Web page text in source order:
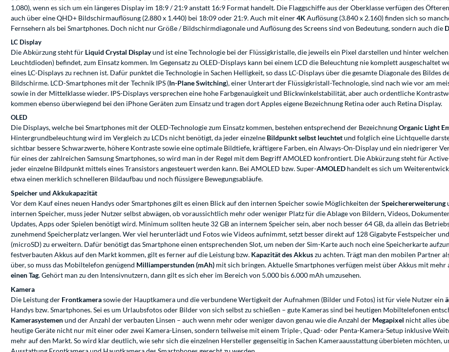
1.080), wenn es sich um ein längeres Display im 18:9 / 21:9 anstatt 16:9 Format handelt. Die Flaggschiffe aus der Oberklasse verfügen des
auch über eine QHD+ Bildschirmauflösung (2.880 x 1.440) bei 18:09 oder 21:9. Auch mit einer4KAuflösung (3.840 x 2.160) finden sich so
Fernsehern als bei Smartphones. Doch nicht nur Größe / Bildschirmdiagonale und Auflösung des Screens sind von Bedeutung, sondern auch die
LC Display
Die Abkürzung steht für Liquid Crystal Displayund ist eine Technologie bei der Flüssigkristalle, die jeweils ein Pixel darstellen und hinter
Leuchtdioden) befindet, zum Einsatz kommen. Im Gegensatz zu OLED-Displays kann bei einem LCD die Beleuchtung nie komplett ausgeschaltet
eines LC-Displays zu rechnen ist. Dafür punktet die Technologie in Sachen Helligkeit, so dass LC-Displays über die gesamte Diagonale des
Bildschirme. LCD-Smartphones mit der Technik IPS (In-Plane Switching), einer Unterart der Flüssigkristall-Technologie, sind nach wie vor am
sowie in der Mittelklasse wieder. IPS-Displays versprechen eine hohe Farbgenauigkeit und Blickwinkelstabilität, aber auch ordentliche
kommen ebenso überwiegend bei den iPhone Geräten zum Einsatz und tragen dort Apples eigene Bezeichnung Retina oder auch Retina Display.
OLED
Die Displays, welche bei Smartphones mit der OLED-Technologie zum Einsatz kommen, bestehen entsprechend der BezeichnungOrganic Light
Hintergrundbeleuchtung wird im Vergleich zu LCDs nicht benötigt, da jeder einzelne Bildpunkt selbst leuchtetund folglich eine Lichtquelle
sichtbar bessere Schwarzwerte, höhere Kontraste sowie eine optimale Bildtiefe, kräftigere Farben, ein Always-On-Display und ein niedrigerer
für eines der zahlreichen Samsung Smartphones, so wird man in der Regel mit dem Begriff AMOLED konfrontiert. Die Abkürzung steht für
jeder einzelne Bildpunkt mittels eines Transistors angesteuert werden kann. Bei AMOLED bzw. Super-AMOLED handelt es sich um
etwa einen merklich schnelleren Bildaufbau und noch flüssigere Bewegungsabläufe.
Speicher und Akkukapazität
Vor dem Kauf eines neuen Handys oder Smartphones gilt es einen Blick auf den internen Speicher sowie Möglichkeiten derSpeichererweiterung
internen Speicher, muss jeder Nutzer selbst abwägen, ob voraussichtlich mehr oder weniger Platz für die Ablage von Bildern, Videos,
Updates, Apps oder Spielen benötigt wird. Minimum sollten heute 32 GB an internem Speicher sein, aber noch besser 64 GB, da allein das
zunehmend Speicherplatz verlangen. Wer viel herunterlädt und Fotos wie Videos aufnimmt, setzt besser direkt auf 128 Gigabyte Festspeicher
(microSD) zu erweitern. Dafür benötigt das Smartphone einen entsprechenden Slot, um neben der Sim-Karte auch noch eine Speicherkarte
festverbauten Akkus auf den Markt kommen, gilt es ferner auf die Leistung bzw. Kapazität des Akkuszu achten. Trägt man den mobilen Partner
über, so muss das Mobiltelefon genügend Milliamperstunden (mAh) mit sich bringen. Aktuelle Smartphones verfügen meist über Akkus mit
einen Tag. Gehört man zu den Intensivnutzern, dann gilt es sich eher im Bereich von 5.000 bis 6.000 mAh umzusehen.
Kamera
Die Leistung der Frontkamerasowie der Hauptkamera und die verbundene Wertigkeit der Aufnahmen (Bilder und Fotos) ist für viele Nutzer ein
Handys bzw. Smartphones. Sei es um Urlaubsfotos oder Bilder von sich selbst zu schießen – gute Kameras sind bei heutigen Mobiltelefonen
Kamerasystemenund der Anzahl der verbauten Linsen – auch wenn mehr oder weniger davon genau wie die Anzahl der Megapixel nicht alles
heutige Geräte nicht nur mit einer oder zwei Kamera-Linsen, sondern teilweise mit einem Triple-, Quad- oder Penta-Kamera-Setup inklusive
mehr auf den Markt. So wird klar deutlich, wie sehr sich die einzelnen Hersteller gegenseitig in Sachen Kameraausstattung überbieten möchten,